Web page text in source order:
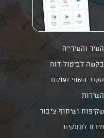
העיר והעירייה
בקשה לביטול דוח
הקוד האתי ואמנת
השירות
שקיפות ושיתוף ציבור
מידע לעסקים